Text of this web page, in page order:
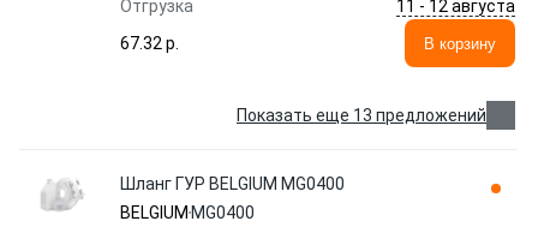
Отгрузка
11 - 12 августа
67.32 p.
В корзину
Показать еще 13 предложений
Шланг ГУР BELGIUM MG0400
BELGIUM MG0400